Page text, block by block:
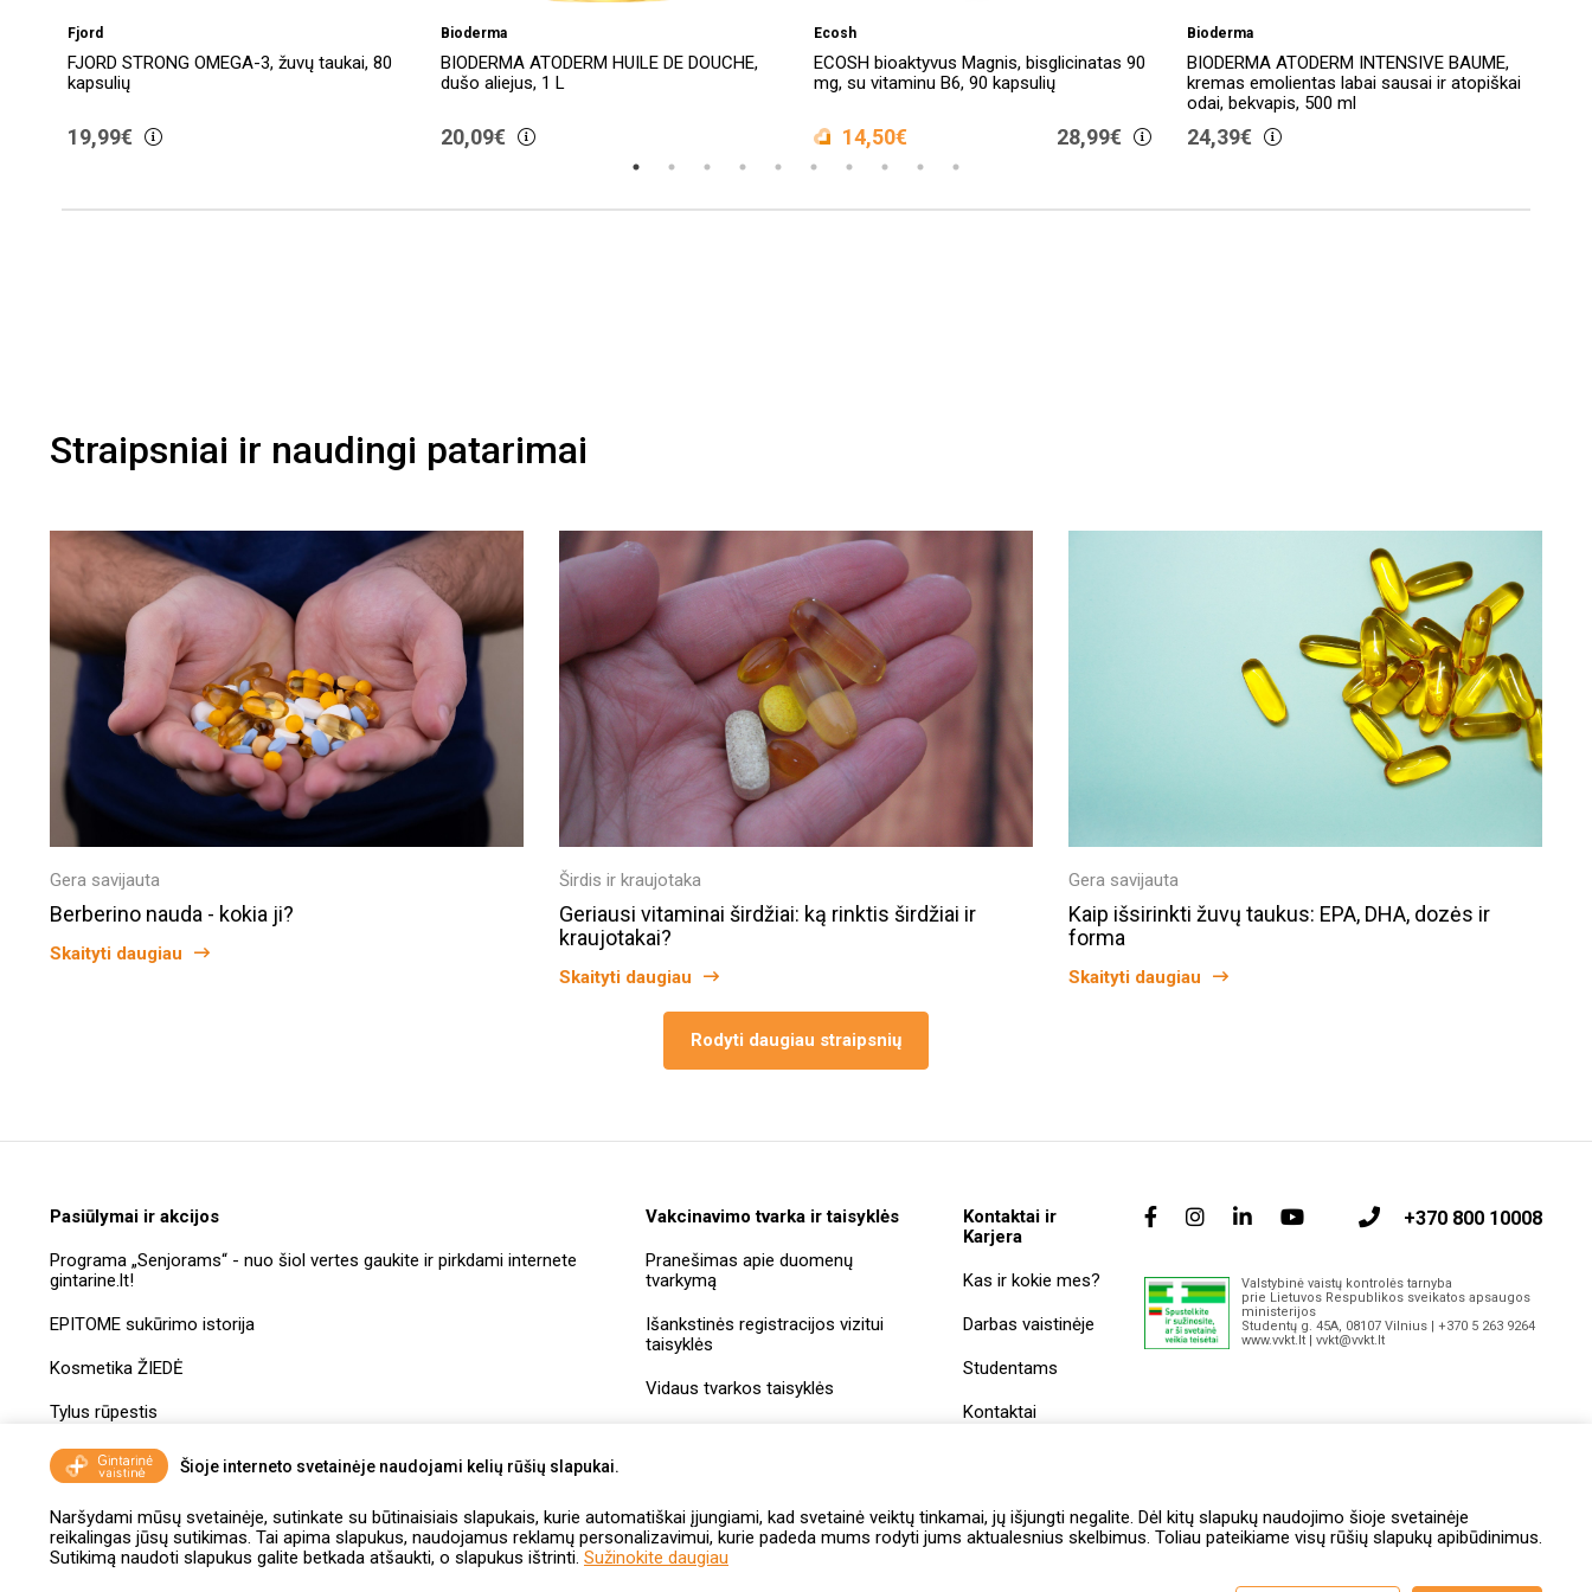
Šioje interneto svetainėje naudojami kelių rūšių slapukai.
Naršydami mūsų svetainėje, sutinkate su būtinaisiais slapukais, kurie automatiškai įjungiami, kad svetainė veiktų tinkamai, jų išjungti negalite. Dėl kitų slapukų naudojimo šioje svetainėje
reikalingas jūsų sutikimas. Tai apima slapukus, naudojamus reklamų personalizavimui, kurie padeda mums rodyti jums aktualesnius skelbimus. Toliau pateikiame visų rūšių slapukų apibūdinimus.
Sutikimą naudoti slapukus galite betkada atšaukti, o slapukus ištrinti. Sužinokite daugiau
Fjord
FJORD STRONG OMEGA-3, žuvų taukai, 80
kapsulių
19,99€
Bioderma
BIODERMA ATODERM HUILE DE DOUCHE,
dušo aliejus, 1 L
20,09€
Ecosh
ECOSH bioaktyvus Magnis, bisglicinatas 90
mg, su vitaminu B6, 90 kapsulių
14,50€ 28,99€
Bioderma
BIODERMA ATODERM INTENSIVE BAUME,
kremas emolientas labai sausai ir atopiškai
odai, bekvapis, 500 ml
24,39€
Straipsniai ir naudingi patarimai
Gera savijauta
Berberino nauda - kokia ji?
Skaityti daugiau
Širdis ir kraujotaka
Geriausi vitaminai širdžiai: ką rinktis širdžiai ir
kraujotakai?
Skaityti daugiau
Gera savijauta
Kaip išsirinkti žuvų taukus: EPA, DHA, dozės ir
forma
Skaityti daugiau
Rodyti daugiau straipsnių
Pasiūlymai ir akcijos
Programa „Senjorams“ - nuo šiol vertes gaukite ir pirkdami internete
gintarine.lt!
EPITOME sukūrimo istorija
Kosmetika ŽIEDĖ
Tylus rūpestis
Dovanų kuponų taisyklės
Vakcinavimo tvarka ir taisyklės
Pranešimas apie duomenų
tvarkymą
Išankstinės registracijos vizitui
taisyklės
Vidaus tvarkos taisyklės
Kontaktai ir
Karjera
Kas ir kokie mes?
Darbas vaistinėje
Studentams
Kontaktai
savitarna
+370 800 10008
Valstybinė vaistų kontrolės tarnyba
prie Lietuvos Respublikos sveikatos apsaugos
ministerijos
Studentų g. 45A, 08107 Vilnius | +370 5 263 9264
www.vvkt.lt | vvkt@vvkt.lt